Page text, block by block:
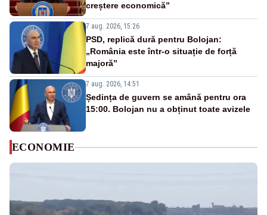
creștere economică”
7 aug. 2026, 15:26
PSD, replică dură pentru Bolojan:
„România este într-o situație de forță
majoră”
7 aug. 2026, 14:51
Ședința de guvern se amână pentru ora
15:00. Bolojan nu a obținut toate avizele
ECONOMIE